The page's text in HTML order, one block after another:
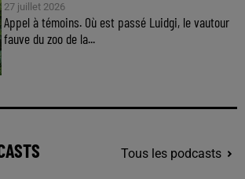
27 juillet 2026
Appel à témoins. Où est passé Luidgi, le vautour
fauve du zoo de la...
Tous les podcasts